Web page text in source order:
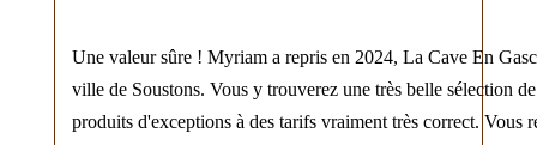
Une valeur sûre ! Myriam a repris en 2024, La Cave En
ville de Soustons. Vous y trouverez une très belle sélection
produits d'exceptions à des tarifs vraiment très correct. Vous